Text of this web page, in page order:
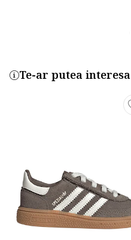
Te-ar putea interesa